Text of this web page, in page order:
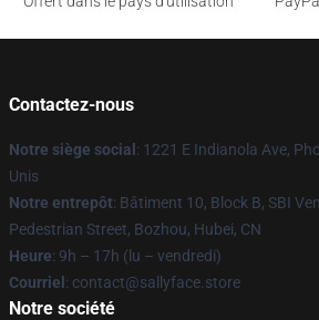
Contactez-nous
Notre siège social : 1221 E Indianola Ave,
Unis
Notre entrepôt: Bâtiment 10, Block B, SBI
Pedestrian Street, Bozhou, Hubei, CN
Heure: 9h – 17h (lu – vendredi)
Courriel : contact@sallyface.store
Notre société